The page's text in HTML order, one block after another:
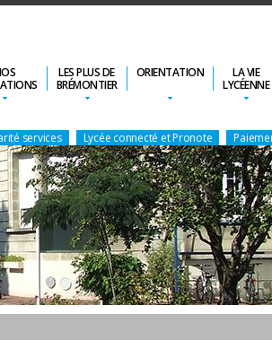
LES PLUS DE
BRÉMONTIER
ORIENTATION
LA VIE
LYCÉENNE
services Lycée connecté et Pronote